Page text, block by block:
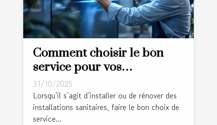
Comment choisir le bon
service pour vos
installations sanitaires ?
31/10/2025
Lorsqu’il s’agit d’installer ou de rénover des
installations sanitaires, faire le bon choix de
service...